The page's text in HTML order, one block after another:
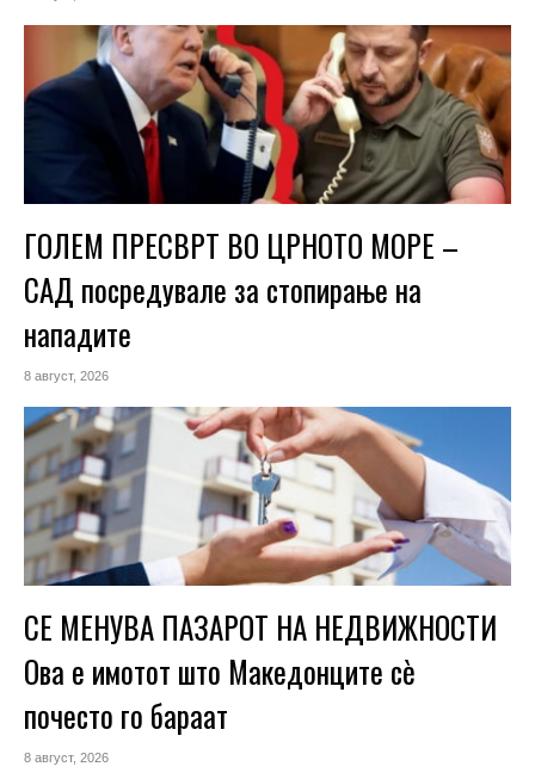
ГОЛЕМ ПРЕСВРТ ВО ЦРНОТО МОРЕ –
САД посредувале за стопирање на
нападите
8 август, 2026
СЕ МЕНУВА ПАЗАРОТ НА НЕДВИЖНОСТИ
Ова е имотот што Македонците сè
почесто го бараат
8 август, 2026